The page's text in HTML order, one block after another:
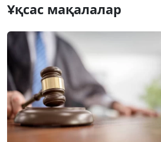
Ұқсас мақалалар